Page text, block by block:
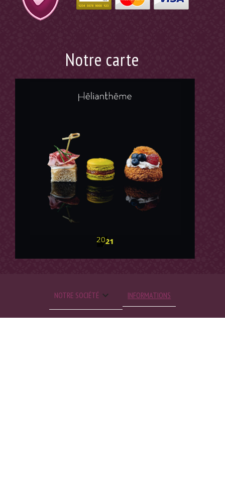
Notre carte
NOTRE SOCIÉTÉ  INFORMATIONS